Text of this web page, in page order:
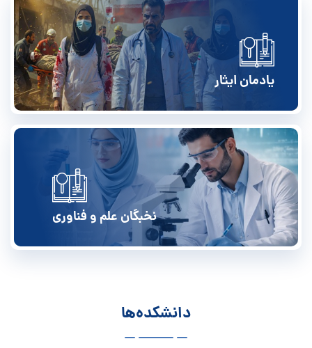
یادمان ایثار
نخبگان علم و فناوری
دانشکده‌ها